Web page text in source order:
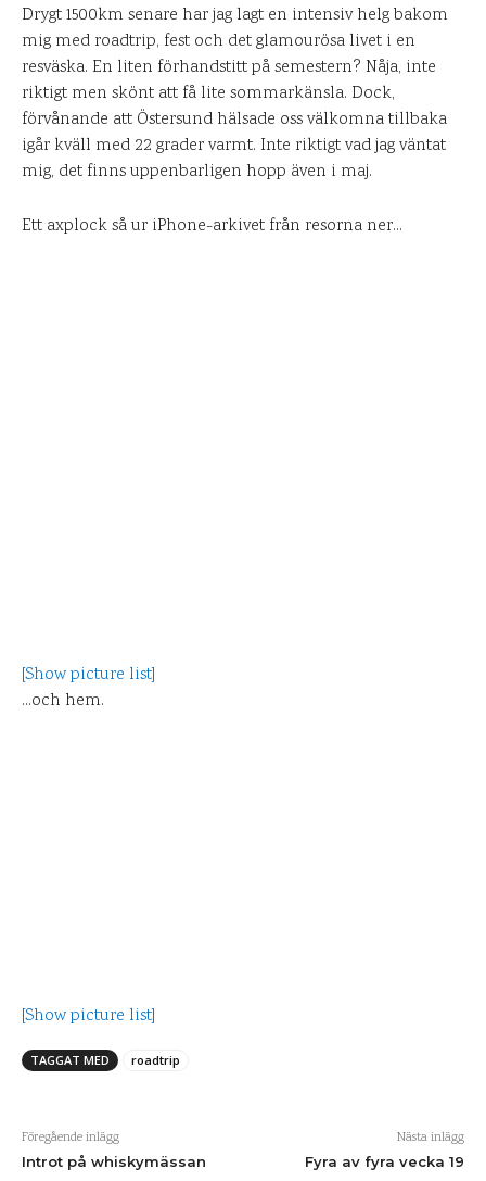
Drygt 1500km senare har jag lagt en intensiv helg bakom
mig med roadtrip, fest och det glamourösa livet i en
resväska. En liten förhandstitt på semestern? Nåja, inte
riktigt men skönt att få lite sommarkänsla. Dock,
förvånande att Östersund hälsade oss välkomna tillbaka
igår kväll med 22 grader varmt. Inte riktigt vad jag väntat
mig, det finns uppenbarligen hopp även i maj.
Ett axplock så ur iPhone-arkivet från resorna ner…
[Show picture list]
…och hem.
[Show picture list]
TAGGAT MED roadtrip
Föregående inlägg
Introt på whiskymässan
Nästa inlägg
Fyra av fyra vecka 19